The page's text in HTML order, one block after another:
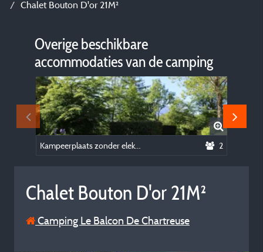
Chalet Bouton D'or 21M²
Overige beschikbare
accommodaties van de camping
2
Chalet Bouton D'or 21M²
Camping Le Balcon De Chartreuse